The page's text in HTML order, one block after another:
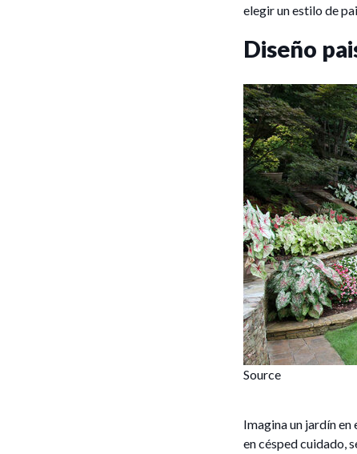
elegir un estilo de
Diseño
Source
Imagina un jardín
en césped cuidado,